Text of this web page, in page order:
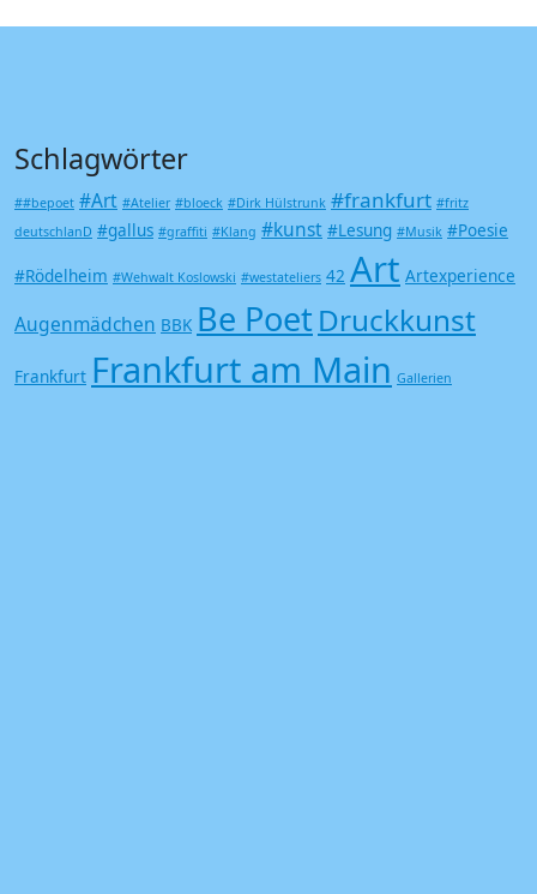
Schlagwörter
##bepoet #Art #Atelier #bloeck #Dirk Hülstrunk #frankfurt #fritz
deutschlanD #gallus #graffiti #Klang #kunst #Lesung #Musik #Poesie
#Rödelheim #Wehwalt Koslowski #westateliers 42 Art Artexperience
Augenmädchen BBK Be Poet Druckkunst
Frankfurt Frankfurt am Main Gallerien